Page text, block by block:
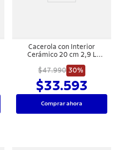
Cacerola con Interior
Cerámico 20 cm 2,9 L
$47.990 30%
$33.593
Comprar ahora